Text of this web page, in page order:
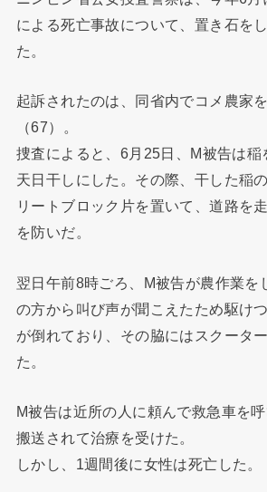
による死亡事故について、置き石を
た。
起訴されたのは、同省内でコメ農家
（67）。
捜査によると、6月25日、M被告は稲
天日干しにした。その際、干した稲
リートブロック片を置いて、道路を
を防いだ。
翌日午前8時ごろ、M被告が農作業を
の方から叫び声が聞こえたため駆け
が倒れており、その脇にはスクータ
た。
M被告は近所の人に頼んで救急車を
搬送されて治療を受けた。
しかし、1週間後に女性は死亡した。